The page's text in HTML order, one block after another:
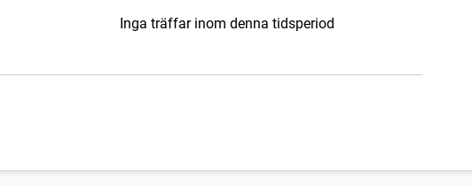
Inga träffar inom denna tidsperiod